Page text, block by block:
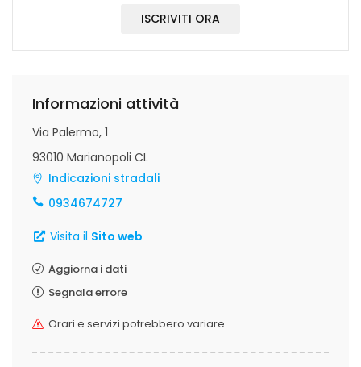
ISCRIVITI ORA
Informazioni attività
Via Palermo, 1
93010 Marianopoli CL
Indicazioni stradali
0934674727
Visita il Sito web
Aggiorna i dati
Segnala errore
Orari e servizi potrebbero variare